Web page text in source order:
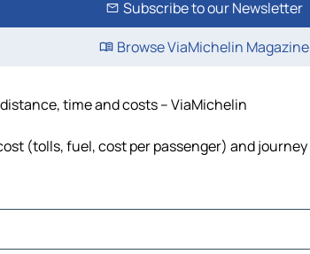
Subscribe to our Newsletter
Browse ViaMichelin Magazine
time and costs – ViaMichelin
(tolls, fuel, cost per passenger) and